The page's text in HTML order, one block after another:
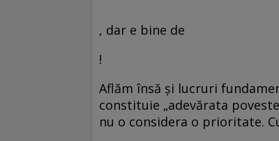
, dar e bine de
!
Aflăm însă şi lucruri
constituie „adevărata
nu o considera o prioritate.